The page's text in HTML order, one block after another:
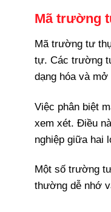
Mã trường
Mã trường tư
tự. Các trường
dạng hóa và
Việc phân biệt
xem xét. Điều
nghiệp giữa hai
Một số trường
thường dễ nhớ